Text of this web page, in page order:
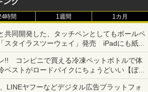
時間 1週間 1カ月
共同開発した、タッチペンとしてもボールペ
スタイラスツーウェイ」発売 iPadにも紙に
き込める
!! コンビニで買える冷凍ペットボトルで体
ベストがロードバイクにちょうどいい【ぼっ
の14】【空いた時間でなにしてる？】
LINEヤフーなどデジタル広告プラットフォ